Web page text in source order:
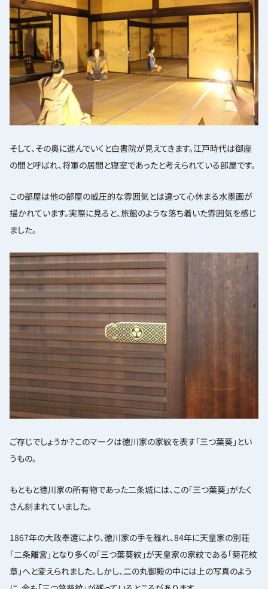
そして、その奥に進んでいくと白書院が見えてきます。江戸時代は御座
の間と呼ばれ、将軍の居間と寝室であったと考えられている部屋です。
この部屋は他の部屋の威圧的な雰囲気とは違って心休まる水墨画が
描かれています。実際に見ると、旅館のような落ち着いた雰囲気を感じ
ました。
ご存じでしょうか？このマークは徳川家の家紋を表す「三つ葉葵」とい
うもの。
もともと徳川家の所有物であった二条城には、この「三つ葉葵」がたく
さん刻まれていました。
1867年の大政奉還により、徳川家の手を離れ、84年に天皇家の別荘
「二条離宮」となり多くの「三つ葉葵紋」が天皇家の家紋である「菊花紋
章」へと変えられました。しかし、二の丸御殿の中には上の写真のよう